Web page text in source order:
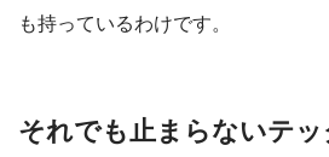
も持っているわけです。
それでも止まらないテ